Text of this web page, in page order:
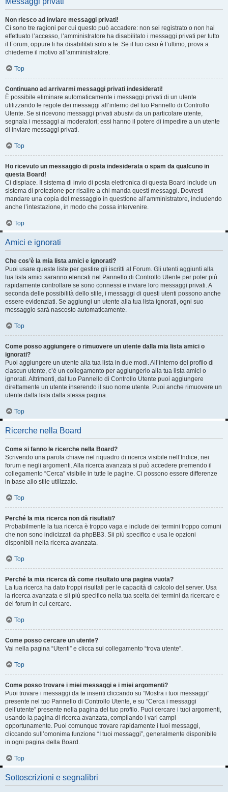
Non riesco ad inviare messaggi privati!
Ci sono tre ragioni per cui questo può accadere: non sei registrato o non hai
effettuato l’accesso, l’amministratore ha disabilitato i messaggi privati per tutto
il Forum, oppure li ha disabilitati solo a te. Se il tuo caso è l’ultimo, prova a
chiederne il motivo all’amministratore.
Top
Continuano ad arrivarmi messaggi privati indesiderati!
È possibile eliminare automaticamente i messaggi privati ​​di un utente
utilizzando le regole dei messaggi all’interno del tuo Pannello di Controllo
Utente. Se si ricevono messaggi privati ​​abusivi da un particolare utente,
segnala i messaggi ai moderatori; essi hanno il potere di impedire a un utente
di inviare messaggi privati​​.
Top
Ho ricevuto un messaggio di posta indesiderata o spam da qualcuno in
questa Board!
Ci dispiace. Il sistema di invio di posta elettronica di questa Board include un
sistema di protezione per risalire a chi manda questi messaggi. Dovresti
mandare una copia del messaggio in questione all’amministratore, includendo
anche l’intestazione, in modo che possa intervenire.
Top
Amici e ignorati
Che cos’è la mia lista amici e ignorati?
Puoi usare queste liste per gestire gli iscritti al Forum. Gli utenti aggiunti alla
tua lista amici saranno elencati nel Pannello di Controllo Utente per poter più
rapidamente controllare se sono connessi e inviare loro messaggi privati. A
seconda delle possibilità dello stile, i messaggi di questi utenti possono anche
essere evidenziati. Se aggiungi un utente alla tua lista ignorati, ogni suo
messaggio sarà nascosto automaticamente.
Top
Come posso aggiungere o rimuovere un utente dalla mia lista amici o
ignorati?
Puoi aggiungere un utente alla tua lista in due modi. All’interno del profilo di
ciascun utente, c’è un collegamento per aggiungerlo alla tua lista amici o
ignorati. Altrimenti, dal tuo Pannello di Controllo Utente puoi aggiungere
direttamente un utente inserendo il suo nome utente. Puoi anche rimuovere un
utente dalla lista dalla stessa pagina.
Top
Ricerche nella Board
Come si fanno le ricerche nella Board?
Scrivendo una parola chiave nel riquadro di ricerca visibile nell’Indice, nei
forum e negli argomenti. Alla ricerca avanzata si può accedere premendo il
collegamento “Cerca” visibile in tutte le pagine. Ci possono essere differenze
in base allo stile utilizzato.
Top
Perché la mia ricerca non dà risultati?
Probabilmente la tua ricerca è troppo vaga e include dei termini troppo comuni
che non sono indicizzati da phpBB3. Sii più specifico e usa le opzioni
disponibili nella ricerca avanzata.
Top
Perché la mia ricerca dà come risultato una pagina vuota?
La tua ricerca ha dato troppi risultati per le capacità di calcolo del server. Usa
la ricerca avanzata e sii più specifico nella tua scelta dei termini da ricercare e
dei forum in cui cercare.
Top
Come posso cercare un utente?
Vai nella pagina “Utenti” e clicca sul collegamento “trova utente”.
Top
Come posso trovare i miei messaggi e i miei argomenti?
Puoi trovare i messaggi da te inseriti cliccando su “Mostra i tuoi messaggi”
presente nel tuo Pannello di Controllo Utente, e su “Cerca i messaggi
dell’utente” presente nella pagina del tuo profilo. Puoi cercare i tuoi argomenti,
usando la pagina di ricerca avanzata, compilando i vari campi
opportunamente. Puoi comunque trovare rapidamente i tuoi messaggi,
cliccando sull’omonima funzione “I tuoi messaggi”, generalmente disponibile
in ogni pagina della Board.
Top
Sottoscrizioni e segnalibri